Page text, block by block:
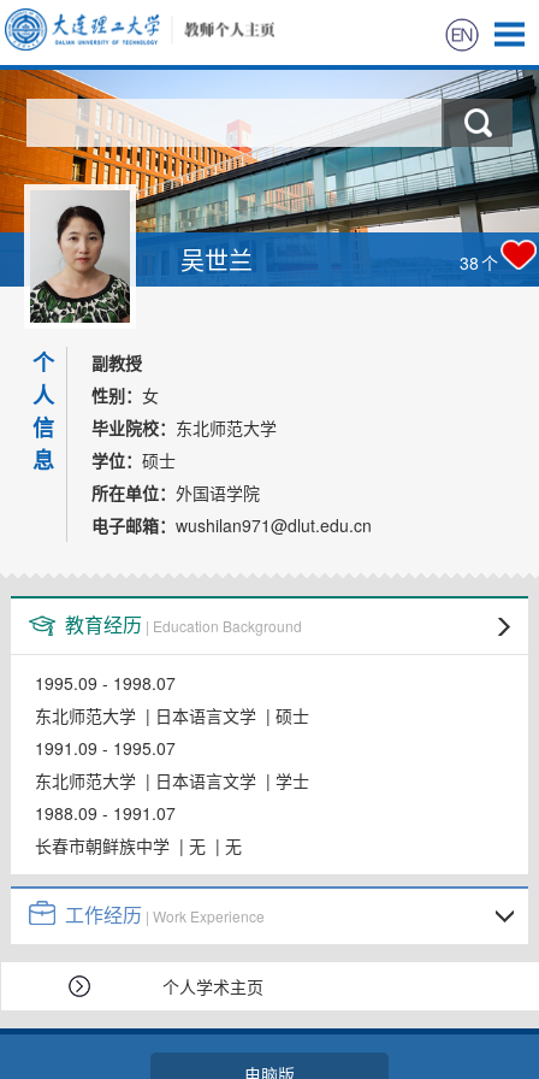
首页
科学研究
教学研究
获奖信息
招生信息
学生信息
我的相册
教师博客
吴世兰 38个
个
人
信
息
副教授
性别： 女
毕业院校： 东北师范大学
学位： 硕士
所在单位： 外国语学院
电子邮箱： wushilan971@dlut.edu.cn
教育经历 | Education Background
1995.09 - 1998.07
东北师范大学 | 日本语言文学 | 硕士
1991.09 - 1995.07
东北师范大学 | 日本语言文学 | 学士
1988.09 - 1991.07
长春市朝鲜族中学 | 无 | 无
工作经历 | Work Experience
个人学术主页
电脑版